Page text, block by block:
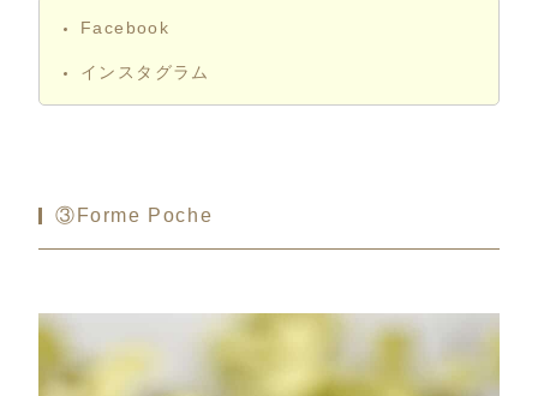
Facebook
インスタグラム
③Forme Poche